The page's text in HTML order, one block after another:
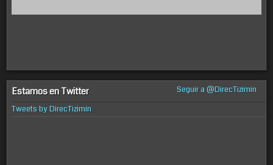
Estamos en Twitter
Seguir a @DirecTizimin
Tweets by DirecTizimin